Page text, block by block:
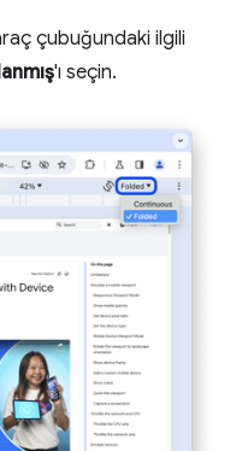
çubuğundaki ilgili
'ı seçin.